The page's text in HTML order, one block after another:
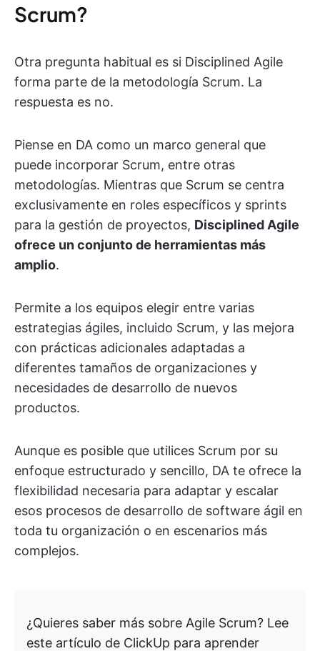
Scrum?
Otra pregunta habitual es si Disciplined Agile
forma parte de la metodología Scrum. La
respuesta es no.
Piense en DA como un marco general que
puede incorporar Scrum, entre otras
metodologías. Mientras que Scrum se centra
exclusivamente en roles específicos y sprints
para la gestión de proyectos, Disciplined Agile
ofrece un conjunto de herramientas más
amplio.
Permite a los equipos elegir entre varias
estrategias ágiles, incluido Scrum, y las mejora
con prácticas adicionales adaptadas a
diferentes tamaños de organizaciones y
necesidades de desarrollo de nuevos
productos.
Aunque es posible que utilices Scrum por su
enfoque estructurado y sencillo, DA te ofrece la
flexibilidad necesaria para adaptar y escalar
esos procesos de desarrollo de software ágil en
toda tu organización o en escenarios más
complejos.
¿Quieres saber más sobre Agile Scrum? Lee
este artículo de ClickUp para aprender